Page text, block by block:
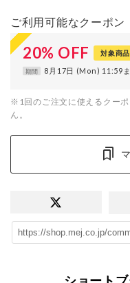
ご利用可能なクーポン
20% OFF 対象商
期間 8月17日 (Mon) 11:59
※1回のご注文に使えるクー
ん。
ショート